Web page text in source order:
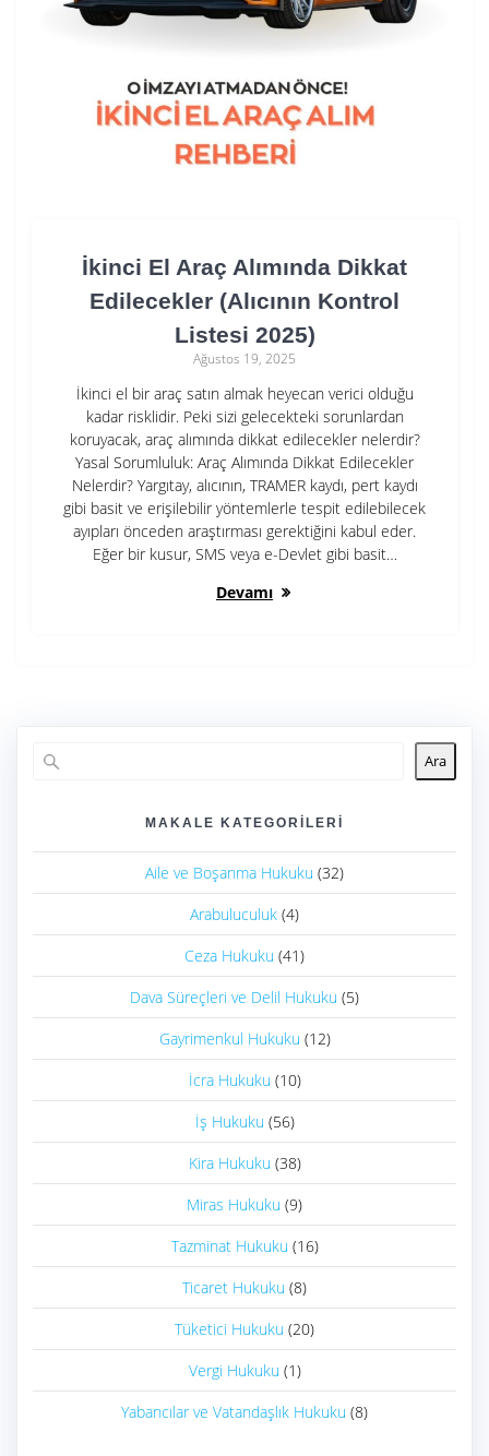
İkinci El Araç Alımında Dikkat
Edilecekler (Alıcının Kontrol
Listesi 2025)
Ağustos 19, 2025
İkinci el bir araç satın almak heyecan verici olduğu
kadar risklidir. Peki sizi gelecekteki sorunlardan
koruyacak, araç alımında dikkat edilecekler nelerdir?
Yasal Sorumluluk: Araç Alımında Dikkat Edilecekler
Nelerdir? Yargıtay, alıcının, TRAMER kaydı, pert kaydı
gibi basit ve erişilebilir yöntemlerle tespit edilebilecek
ayıpları önceden araştırması gerektiğini kabul eder.
Eğer bir kusur, SMS veya e-Devlet gibi basit…
Devamı
Ara
MAKALE KATEGORILERI
Aile ve Boşanma Hukuku (32)
Arabuluculuk (4)
Ceza Hukuku (41)
Dava Süreçleri ve Delil Hukuku (5)
Gayrimenkul Hukuku (12)
İcra Hukuku (10)
İş Hukuku (56)
Kira Hukuku (38)
Miras Hukuku (9)
Tazminat Hukuku (16)
Ticaret Hukuku (8)
Tüketici Hukuku (20)
Vergi Hukuku (1)
Yabancılar ve Vatandaşlık Hukuku (8)